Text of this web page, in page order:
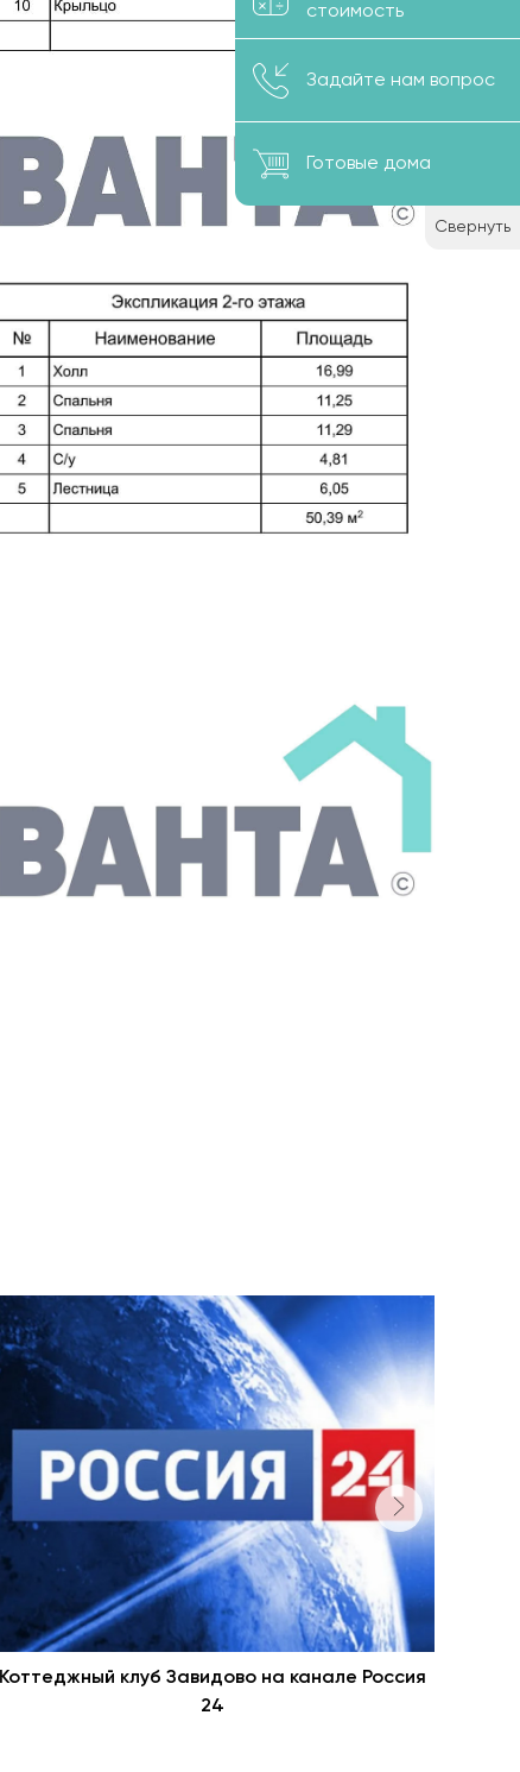
Коттеджный клуб Завидово на канале Россия
24
стоимость
Задайте нам вопрос
Готовые дома
Свернуть